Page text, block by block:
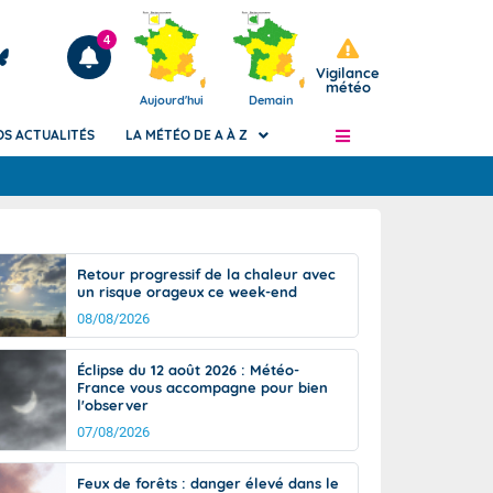
Articles
4
Aujourd'hui Demain
Vigilance
météo
de
Phénomènes dangereux de J+2 à J+7
Avertissement pluies intenses à l'échelle
des communes (Apic)
Bulletins Marine
Bulletins d'estimation du risque
d'avalanche
Météo des forêts
Vigicrues
ACTUALITÉS LA MÉTÉO DE A À Z
Retour progressif de la chaleur avec
un risque orageux ce week-end
08/08/2026
Éclipse du 12 août 2026 : Météo-
France vous accompagne pour bien
l'observer
07/08/2026
Feux de forêts : danger élevé dans le